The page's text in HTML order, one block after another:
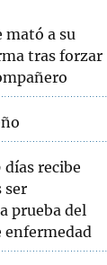
mató a su
tras forzar
días recibe
ser
prueba del
enfermedad